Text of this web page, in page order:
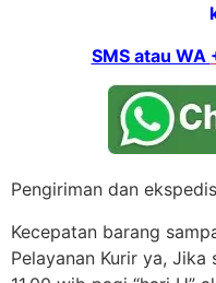
SMS atau WA
Pengiriman dan
Kecepatan barang
Pelayanan Kurir ya,